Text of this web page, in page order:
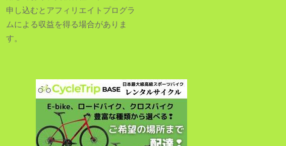
申し込むとアフィリエイトプログラ
ムによる収益を得る場合がありま
す。